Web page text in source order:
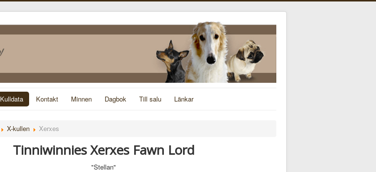
Kulldata Kontakt Minnen Dagbok Till salu Länkar
X-kullen Xerxes
Tinniwinnies Xerxes Fawn Lord
"Stellan"